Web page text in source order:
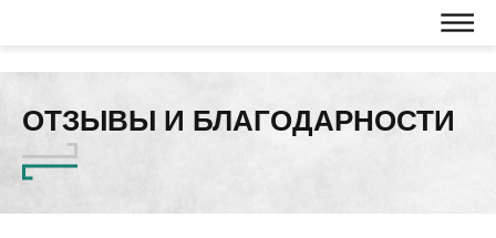
ОТЗЫВЫ И БЛАГОДАРНОСТИ